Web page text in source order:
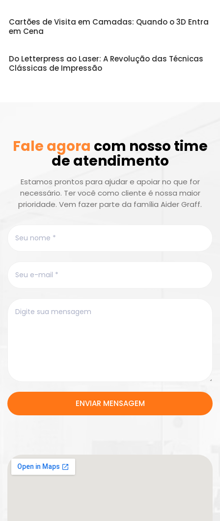
Cartões de Visita em Camadas: Quando o 3D Entra
em Cena
Do Letterpress ao Laser: A Revolução das Técnicas
Clássicas de Impressão
ENVIAR MENSAGEM
Fale agora com nosso time
de atendimento
Estamos prontos para ajudar e apoiar no que for
necessário. Ter você como cliente é nossa maior
prioridade. Vem fazer parte da família Aider Graff.